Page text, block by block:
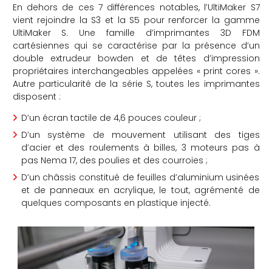
En dehors de ces 7 différences notables, l’UltiMaker S7
vient rejoindre la S3 et la S5 pour renforcer la gamme
UltiMaker S. Une famille d’imprimantes 3D FDM
cartésiennes qui se caractérise par la présence d’un
double extrudeur bowden et de têtes d’impression
propriétaires interchangeables appelées « print cores ».
Autre particularité de la série S, toutes les imprimantes
disposent :
D’un écran tactile de 4,6 pouces couleur ;
D’un système de mouvement utilisant des tiges
d’acier et des roulements à billes, 3 moteurs pas à
pas Nema 17, des poulies et des courroies ;
D’un châssis constitué de feuilles d’aluminium usinées
et de panneaux en acrylique, le tout, agrémenté de
quelques composants en plastique injecté.